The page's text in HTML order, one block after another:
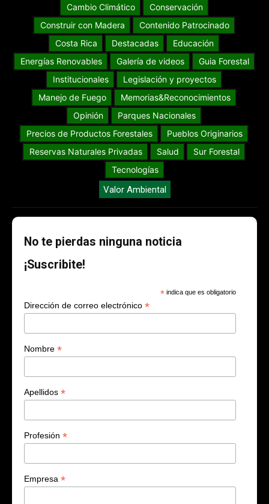
Cambio Climático
Conservación
Construir con Madera
Contenido Patrocinado
Costa Rica
Destacadas
Educación
Energías Renovables
Galería de videos
Guia Forestal
Institucionales
Legislación y proyectos
Manejo de Fuego
Memorias&Reconocimientos
Opinión
Parques Nacionales
Precios de Productos Forestales
Pueblos Originarios
Reservas Naturales Privadas
Salud
Sur Forestal
Tecnologías
Valor Ambiental
No te pierdas ninguna noticia
¡Suscribite!
* indica que es obligatorio
Dirección de correo electrónico *
Nombre *
Apellidos *
Profesión *
Empresa *